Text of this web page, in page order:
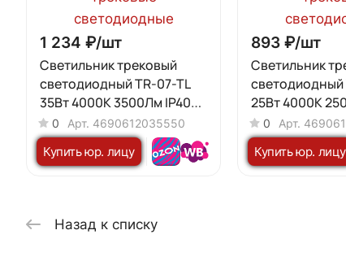
1 234 ₽/шт
Светильник трековый
светодиодный TR-07-TL
35Вт 4000К 3500Лм IP40
24 градуса черный серии
TOP-LINE IN HOME
0 Арт. 4690612035550
Купить юр. лицу
893 ₽/шт
Светильник
светодиодный
25Вт 4000К
24 градуса
TOP-LINE IN
0 Арт.
Купить юр. лицу
Назад к списку